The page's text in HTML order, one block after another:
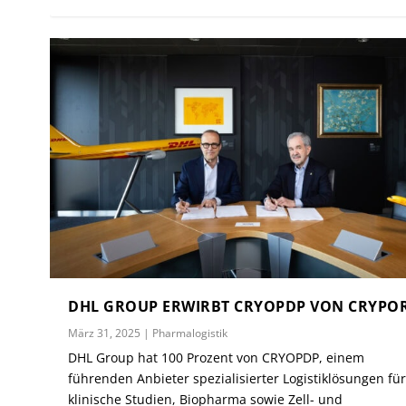
DHL GROUP ERWIRBT CRYOPDP VON
März 31, 2025 | Pharmalogistik
DHL Group hat 100 Prozent von CRYOPDP, einem
führenden Anbieter spezialisierter Logistiklösungen für
klinische Studien, Biopharma sowie Zell- und